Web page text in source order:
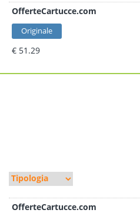
OfferteCartucce.com
Originale
€ 51.29
OfferteCartucce.com